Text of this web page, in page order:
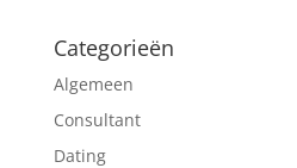
Categorieën
Algemeen
Consultant
Dating